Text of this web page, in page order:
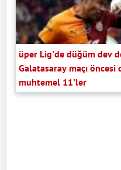
üper Lig'de düğüm dev
Galatasaray maçı
muhtemel 11'ler